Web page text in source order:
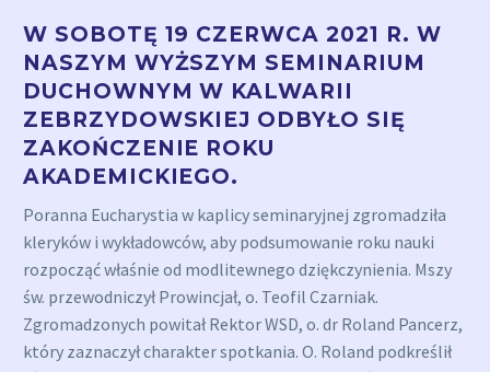
W SOBOTĘ 19 CZERWCA 2021 R. W
NASZYM WYŻSZYM SEMINARIUM
DUCHOWNYM W KALWARII
ZEBRZYDOWSKIEJ ODBYŁO SIĘ
ZAKOŃCZENIE ROKU
AKADEMICKIEGO.
Poranna Eucharystia w kaplicy seminaryjnej zgromadziła
kleryków i wykładowców, aby podsumowanie roku nauki
rozpocząć właśnie od modlitewnego dziękczynienia. Mszy
św. przewodniczył Prowincjał, o. Teofil Czarniak.
Zgromadzonych powitał Rektor WSD, o. dr Roland Pancerz,
który zaznaczył charakter spotkania. O. Roland podkreślił